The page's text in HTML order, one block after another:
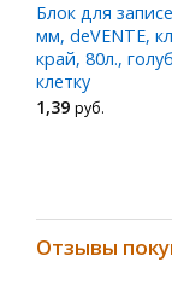
Блок для
мм, deVENTE,
край, 80л.,
клетку
1,39 руб.
Отзывы